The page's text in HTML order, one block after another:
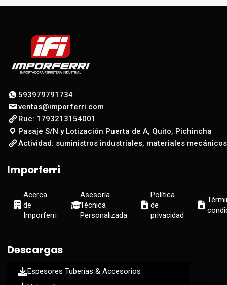
593979791734
ventas@imporferri.com
Ruc: 1793213154001
Pasaje S/N y Lotización Puerta de A, Quito, Pichincha
Actividad: suministros industriales, materiales
Imporferri
Acerca
de
Imporferri
Asesoría
Técnica
Personalizada
Política
de
privacidad
Descargas
Espesores Tuberías & Accesorios